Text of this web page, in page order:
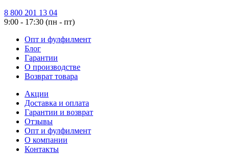
8 800 201 13 04
9:00 - 17:30 (пн - пт)
Опт и фулфилмент
Блог
Гарантии
О производстве
Возврат товара
Акции
Доставка и оплата
Гарантии и возврат
Отзывы
Опт и фулфилмент
О компании
Контакты